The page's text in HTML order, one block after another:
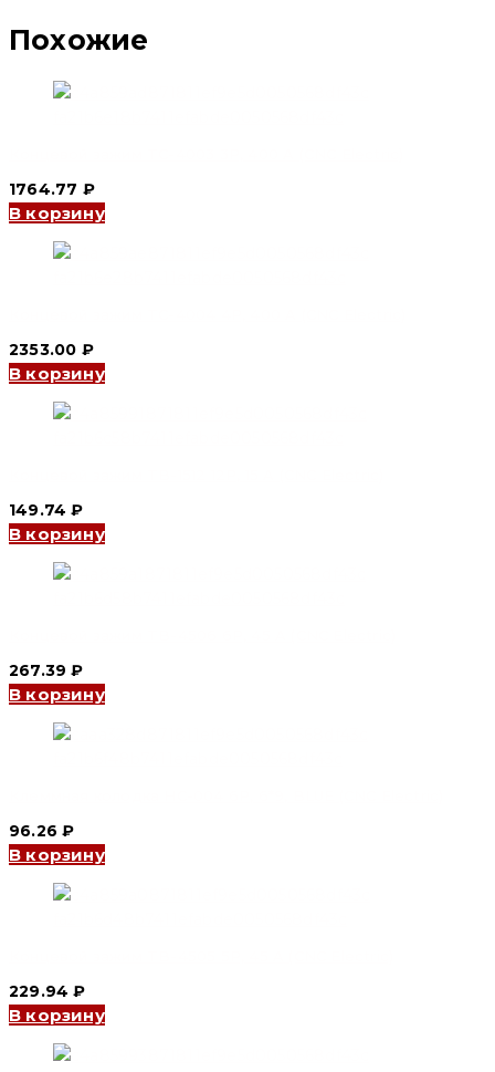
12P
Electric)
Похожие
1764.77 ₽
В корзину
2353.00 ₽
В корзину
149.74₽
В корзину
267.39₽
В корзину
96.26₽
В корзину
229.94₽
В корзину